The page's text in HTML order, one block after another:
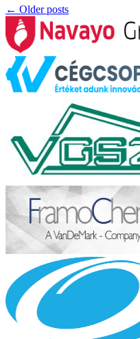
← Older posts